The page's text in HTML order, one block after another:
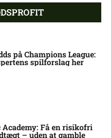
på Champions League:
spilforslag her
Academy: Få en risikofri
– uden at gamble